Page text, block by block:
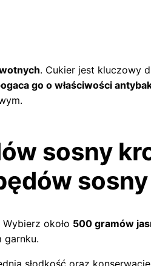
. Cukier jest kluczowy
go o właściwości
sosny
sosny
około 500 gramów
garnku.
słodkość oraz